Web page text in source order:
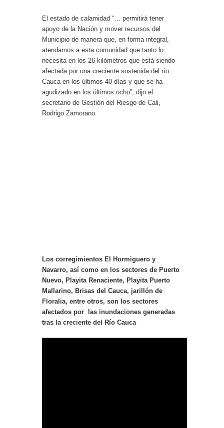
centro de Cali
El estado de calamidad “… permitirá tener
apoyo de la Nación y mover recursos del
Municipio de manera que, en forma integral,
atendamos a esta comunidad que tanto lo
necesita en los 26 kilómetros que está siendo
afectada por una creciente sostenida del río
Cauca en los últimos 40 días y que se ha
agudizado en los últimos ocho”, dijo el
secretario de Gestión del Riesgo de Cali,
Rodrigo Zamorano.
Los corregimientos El Hormiguero y
Navarro, así como en los sectores de Puerto
Nuevo, Playita Renaciente, Playita Puerto
Mallarino, Brisas del Cauca, jarillón de
Floralia, entre otros, son los sectores
afectados por las inundaciones generadas
tras la creciente del Río Cauca